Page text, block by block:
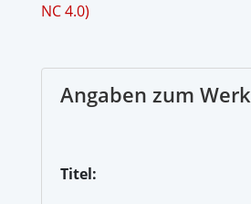
NC 4.0)
Angaben zum Werk
Titel: